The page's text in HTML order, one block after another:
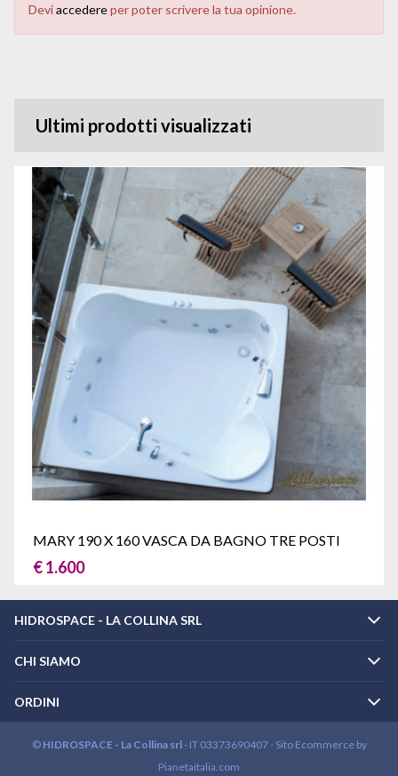
Deviaccedereper poter scrivere la tua opinione.
Ultimi prodotti visualizzati
MARY 190 X 160 VASCA DA BAGNO TRE POSTI
€ 1.600
HIDROSPACE - LA COLLINA SRL
CHI SIAMO
ORDINI
© HIDROSPACE - La Collina srl- IT 03373690407 - Sito Ecommerceby
Pianetaitalia.com